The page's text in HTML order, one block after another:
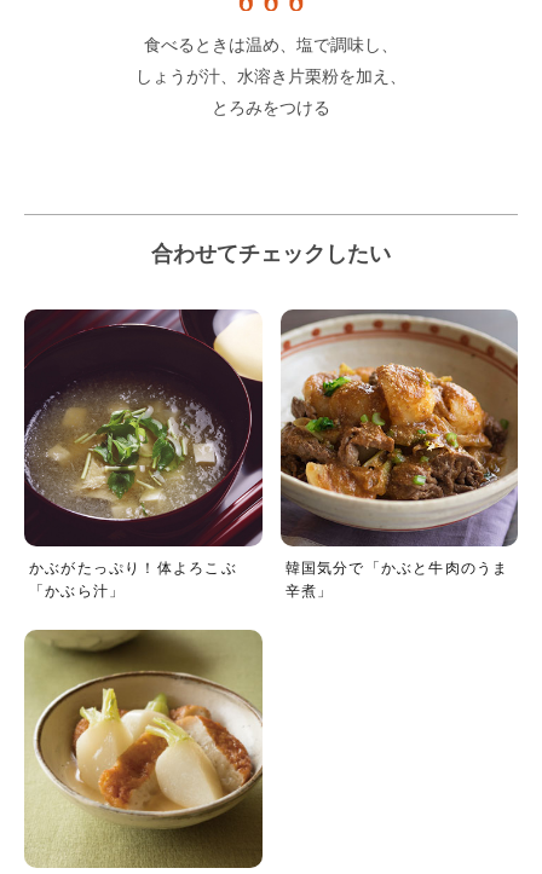
食べるときは温め、塩で調味し、
しょうが汁、水溶き片栗粉を加え、
とろみをつける
合わせてチェックしたい
かぶがたっぷり！体よろこぶ
「かぶら汁」
韓国気分で「かぶと牛肉のうま
辛煮」